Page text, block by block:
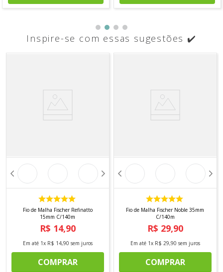
Inspire-se com essas sugestões ✔️
Fio de Malha Fischer Refinatto
15mm C/140m
R$ 14,90
Em até 1x R$ 14,90 sem juros
COMPRAR
Fio de Malha Fischer Noble 35mm
C/140m
R$ 29,90
Em até 1x R$ 29,90 sem juros
COMPRAR